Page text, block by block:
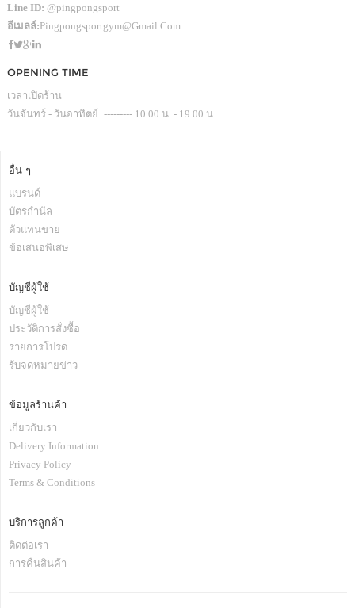
Line ID: @pingpongsport
อีเมลล์:Pingpongsportgym@gmail.com
OPENING TIME
เวลาเปิดร้าน
วันจันทร์ - วันอาทิตย์: --------- 10.00 น. - 19.00 น.
อื่น ๆ
แบรนด์
บัตรกำนัล
ตัวแทนขาย
ข้อเสนอพิเสษ
บัญชีผู้ใช้
บัญชีผู้ใช้
ประวัติการสั่งซื้อ
รายการโปรด
รับจดหมายข่าว
ข้อมูลร้านค้า
เกี่ยวกับเรา
Delivery Information
Privacy Policy
Terms & Conditions
บริการลูกค้า
ติดต่อเรา
การคืนสินค้า